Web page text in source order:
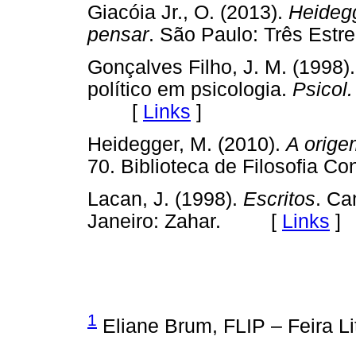
Giacóia Jr., O. (2013).
pensar. São Paulo: Três
Gonçalves Filho, J. M.
político em psicologia. Psicol.
[ Links ]
Heidegger, M. (2010).A
70. Biblioteca de Filosofia
Lacan, J. (1998). Escritos.
Janeiro: Zahar. [ Links ]
1 Eliane Brum, FLIP – Feira